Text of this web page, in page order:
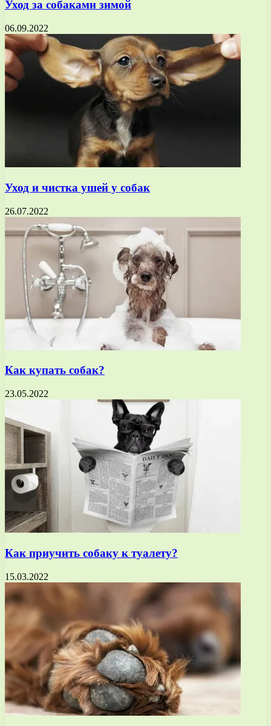
Уход за собаками зимой
06.09.2022
Уход и чистка ушей у собак
26.07.2022
Как купать собак?
23.05.2022
Как приучить собаку к туалету?
15.03.2022